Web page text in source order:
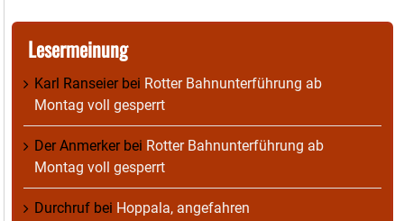
Lesermeinung
Karl Ranseierbei Rotter Bahnunterführung ab
Montag voll gesperrt
Der Anmerkerbei Rotter Bahnunterführung ab
Montag voll gesperrt
Durchruf bei Hoppala, angefahren